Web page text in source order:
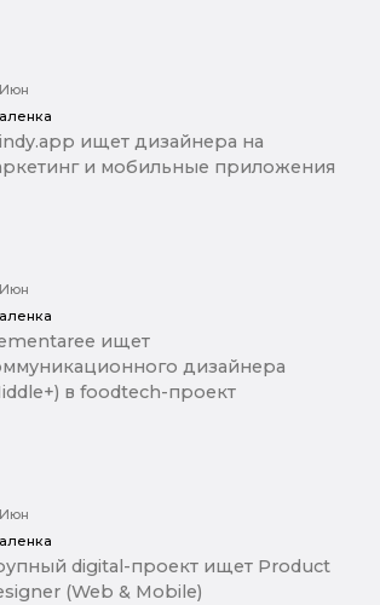
ищет дизайнера на
и мобильные приложения
ищет
дизайнера
в foodtech-проект
digital-проект ищет Product
(Web & Mobile)